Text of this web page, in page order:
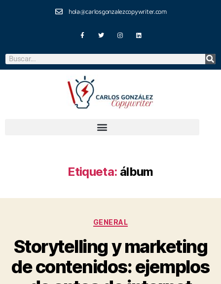
hola@carlosgonzalezcopywriter.com
Etiqueta: álbum
GENERAL
Storytelling y marketing
de contenidos: ejemplos